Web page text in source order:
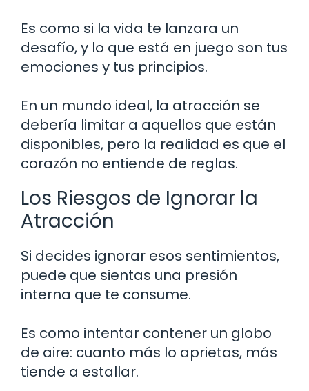
Es como si la vida te lanzara un
desafío, y lo que está en juego son tus
emociones y tus principios.
En un mundo ideal, la atracción se
debería limitar a aquellos que están
disponibles, pero la realidad es que el
corazón no entiende de reglas.
Los Riesgos de Ignorar la
Atracción
Si decides ignorar esos sentimientos,
puede que sientas una presión
interna que te consume.
Es como intentar contener un globo
de aire: cuanto más lo aprietas, más
tiende a estallar.